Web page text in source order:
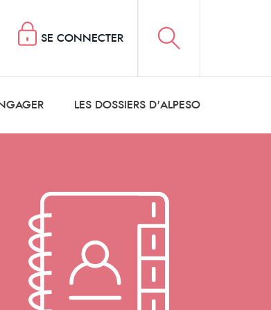
LES DOSSIERS D'ALPESO
SE CONNECTER